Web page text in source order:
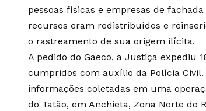
pessoas físicas e empresas de
recursos eram redistribuídos e
o rastreamento de sua origem ilícita.
A pedido do Gaeco, a Justiça expediu
cumpridos com auxílio da Polícia
informações coletadas em uma
do Tatão, em Anchieta, Zona Norte do